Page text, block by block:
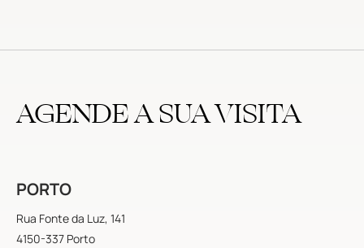
AGENDE A SUA VISITA
PORTO
Rua Fonte da Luz, 141
4150-337 Porto